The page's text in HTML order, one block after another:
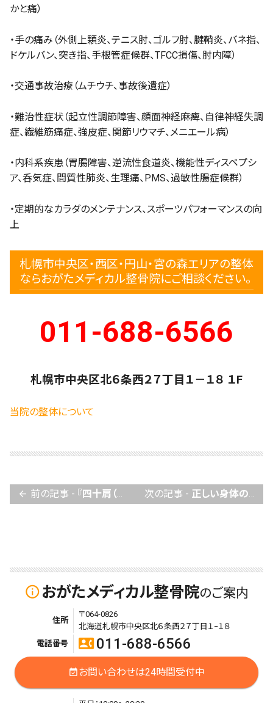
かと痛）
・手の痛み（外側上顆炎、テニス肘、ゴルフ肘、腱鞘炎、バネ指、
ドケルバン、突き指、手根管症候群、TFCC損傷、肘内障）
・交通事故治療（ムチウチ、事故後遺症）
・難治性症状（起立性調節障害、顔面神経麻痺、自律神経失調
症、繊維筋痛症、強皮症、関節リウマチ、メニエール病）
・内科系疾患（胃腸障害、逆流性食道炎、機能性ディスペプシ
ア、呑気症、間質性肺炎、生理痛、PMS、過敏性腸症候群）
・定期的なカラダのメンテナンス、スポーツパフォーマンスの向
上
札幌市中央区・西区・円山・宮の森エリアの整体
ならおがたメディカル整骨院にご相談ください。
011-688-6566
札幌市中央区北６条西２７丁目１－１８ １F
当院の整体について
arrow_back 前の記事 - 『四十肩（五十肩）』 肩から背中にかけての痛み 次の記事 - 正しい身体の使い方エクササイズ・指導
info_outlineおがたメディカル整骨院のご案内
住所
〒064-0826
北海道札幌市中央区北６条西２７丁目１−１８
電話番号
contact_phone 011-688-6566
event_availableお問い合わせは24時間受付中